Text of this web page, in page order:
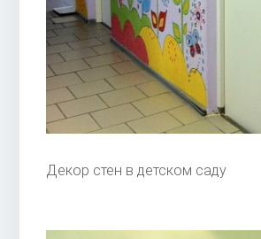
Декор стен в детском саду